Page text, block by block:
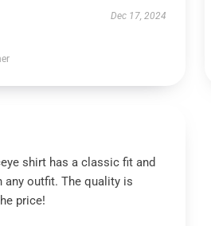
Dec 17, 2024
shirt has a classic fit and
any outfit. The quality is
price!